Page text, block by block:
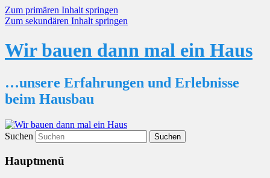
Zum primären Inhalt springen
Zum sekundären Inhalt springen
Wir bauen dann mal ein Haus
…unsere Erfahrungen und Erlebnisse
beim Hausbau
Suchen
Hauptmenü